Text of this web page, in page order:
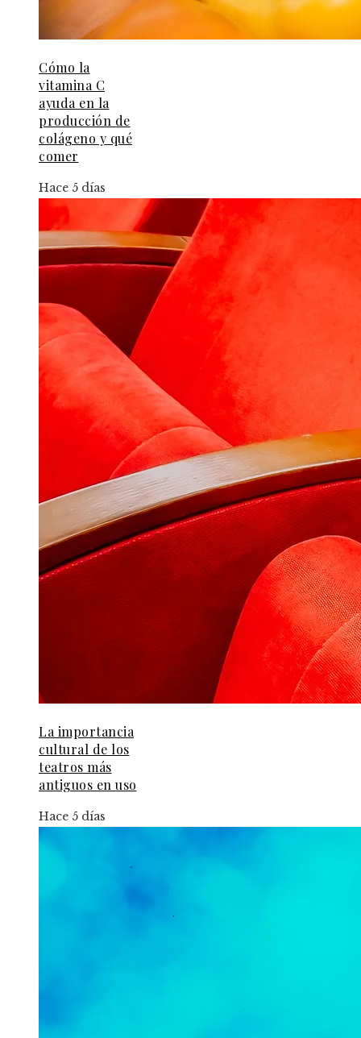
Cómo la
vitamina C
ayuda en la
producción de
colágeno y qué
comer
Hace 5 días
La importancia
cultural de los
teatros más
antiguos en uso
Hace 5 días